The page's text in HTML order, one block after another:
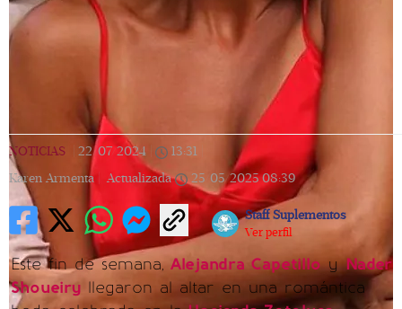
NOTICIAS 22/07/2024 13:31
Karen Armenta |
Actualizada 25/05/2025 08:39
Staff Suplementos
Ver perfil
Este fin de semana,Alejandra CapetilloyNader
Shoueiry llegaron al altar en una romántica